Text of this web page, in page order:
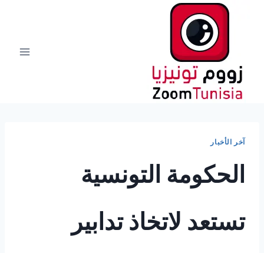
آخر الأخبار
الحكومة التونسية
تستعد لاتخاذ تدابير